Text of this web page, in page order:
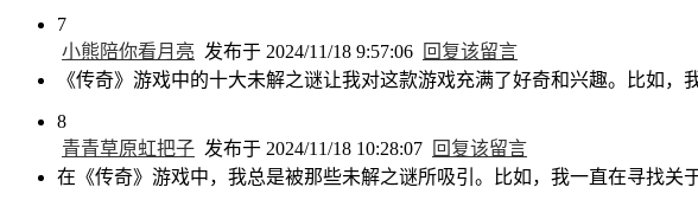
7
小熊陪你看月亮 发布于 2024/11/18 9:57:06
回复该留言
《传奇》游戏中的十大未解之谜让我对这款游戏充满了好奇和兴趣。比如
8
青青草原虹把子 发布于 2024/11/18 10:28:07
回复该留言
在《传奇》游戏中，我总是被那些未解之谜所吸引。比如，我一直在寻找关